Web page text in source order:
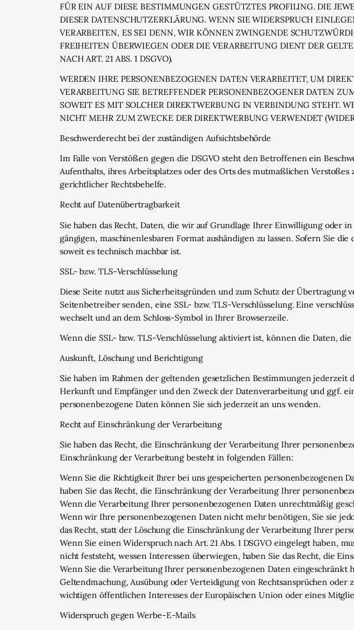
FÜR EIN AUF DIESE BESTIMMUNGEN GESTÜTZTES PROFILING. DIE
DIESER DATENSCHUTZERKLÄRUNG. WENN SIE WIDERSPRUCH
VERARBEITEN, ES SEI DENN, WIR KÖNNEN ZWINGENDE
FREIHEITEN ÜBERWIEGEN ODER DIE VERARBEITUNG DIENT DER
NACH ART. 21 ABS. 1 DSGVO).
WERDEN IHRE PERSONENBEZOGENEN DATEN VERARBEITET, UM
VERARBEITUNG SIE BETREFFENDER PERSONENBEZOGENER DATEN
SOWEIT ES MIT SOLCHER DIREKTWERBUNG IN VERBINDUNG STEHT.
NICHT MEHR ZUM ZWECKE DER DIREKTWERBUNG VERWENDET
Beschwerde­recht bei der zuständigen Aufsichts­behörde
Im Falle von Verstößen gegen die DSGVO steht den Betroffenen ein
Aufenthalts, ihres Arbeitsplatzes oder des Orts des mutmaßlichen
gerichtlicher Rechtsbehelfe.
Recht auf Daten­übertrag­barkeit
Sie haben das Recht, Daten, die wir auf Grundlage Ihrer Einwilligung oder
gängigen, maschinenlesbaren Format aushändigen zu lassen. Sofern Sie
soweit es technisch machbar ist.
SSL- bzw. TLS-Verschlüsselung
Diese Seite nutzt aus Sicherheitsgründen und zum Schutz der
Seitenbetreiber senden, eine SSL- bzw. TLS-Verschlüsselung. Eine
wechselt und an dem Schloss-Symbol in Ihrer Browserzeile.
Wenn die SSL- bzw. TLS-Verschlüsselung aktiviert ist, können die Daten,
Auskunft, Löschung und Berichtigung
Sie haben im Rahmen der geltenden gesetzlichen Bestimmungen
Herkunft und Empfänger und den Zweck der Datenverarbeitung und ggf.
personenbezogene Daten können Sie sich jederzeit an uns wenden.
Recht auf Einschränkung der Verarbeitung
Sie haben das Recht, die Einschränkung der Verarbeitung Ihrer
Einschränkung der Verarbeitung besteht in folgenden Fällen:
Wenn Sie die Richtigkeit Ihrer bei uns gespeicherten personenbezogenen
haben Sie das Recht, die Einschränkung der Verarbeitung Ihrer
Wenn die Verarbeitung Ihrer personenbezogenen Daten unrechtmäßig
Wenn wir Ihre personenbezogenen Daten nicht mehr benötigen, Sie sie
das Recht, statt der Löschung die Einschränkung der Verarbeitung Ihrer
Wenn Sie einen Widerspruch nach Art. 21 Abs. 1 DSGVO eingelegt haben,
nicht feststeht, wessen Interessen überwiegen, haben Sie das Recht, die
Wenn Sie die Verarbeitung Ihrer personenbezogenen Daten
Geltendmachung, Ausübung oder Verteidigung von Rechtsansprüchen
wichtigen öffentlichen Interesses der Europäischen Union oder eines
Widerspruch gegen Werbe-E-Mails